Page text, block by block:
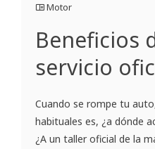
Motor
Beneficios
servicio
Cuando se rompe tu
habituales es, ¿a dónde
¿A un taller oficial de la